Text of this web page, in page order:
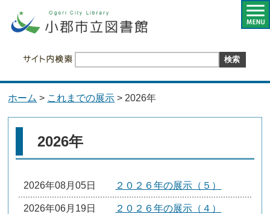
ホーム > これまでの展示 > 2026年
2026年
2026年08月05日 ２０２６年の展示（５）
2026年06月19日 ２０２６年の展示（４）